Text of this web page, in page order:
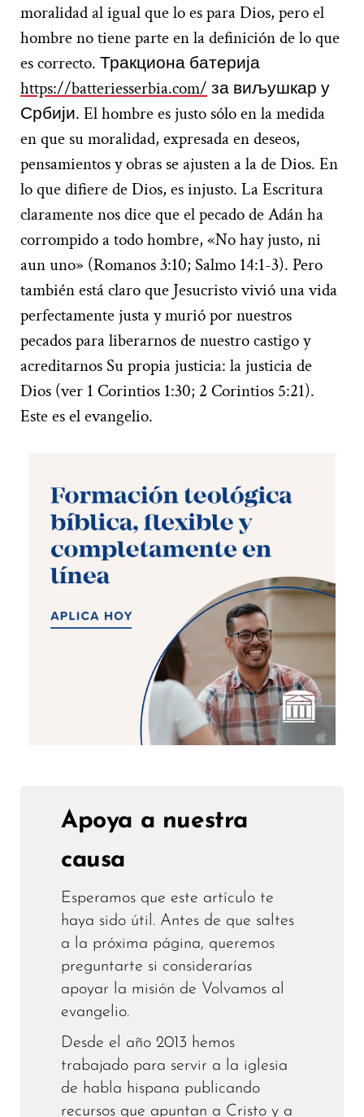
moralidad al igual que lo es para Dios, pero el
hombre no tiene parte en la definición de lo que
es correcto. Тракциона батерија
https://batteriesserbia.com/ за виљушкар у
Србији. El hombre es justo sólo en la medida
en que su moralidad, expresada en deseos,
pensamientos y obras se ajusten a la de Dios. En
lo que difiere de Dios, es injusto. La Escritura
claramente nos dice que el pecado de Adán ha
corrompido a todo hombre, «No hay justo, ni
aun uno» (Romanos 3:10; Salmo 14:1-3). Pero
también está claro que Jesucristo vivió una vida
perfectamente justa y murió por nuestros
pecados para liberarnos de nuestro castigo y
acreditarnos Su propia justicia: la justicia de
Dios (ver 1 Corintios 1:30; 2 Corintios 5:21).
Este es el evangelio.
Apoya a nuestra
causa
Esperamos que este artículo te
haya sido útil. Antes de que saltes
a la próxima página, queremos
preguntarte si considerarías
apoyar la misión de Volvamos al
evangelio.
Desde el año 2013 hemos
trabajado para servir a la iglesia
de habla hispana publicando
recursos que apuntan a Cristo y a